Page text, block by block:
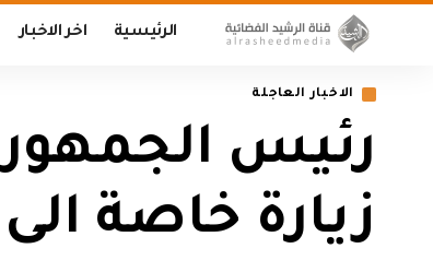
الرئيسية اخر الاخبار
الاخبار العاجلة
رئيس
زيارة خاصة الى